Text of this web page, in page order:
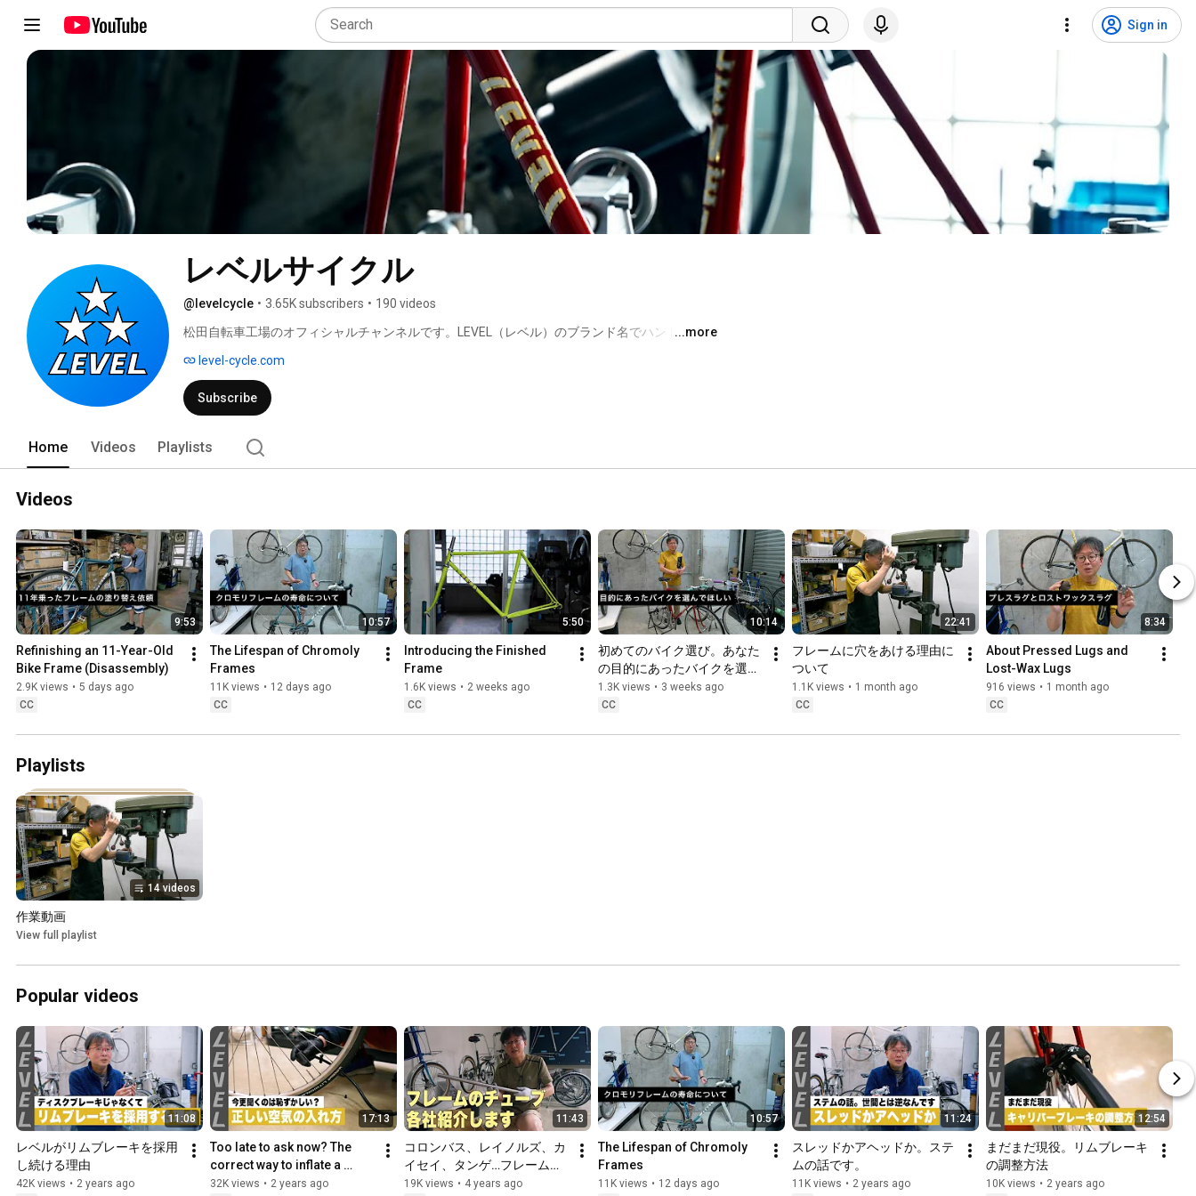
Sign in
レベルサイクル
@levelcycle • 3.65K subscribers • 190 videos
松田自転車工場のオフィシャルチャンネルです。LEVEL（レベル）のブランド名でハンドメイド
...more
level-cycle.com
Subscribe
Home Videos Playlists
Videos
9:53
Refinishing an 11-Year-Old
Bike Frame (Disassembly)
2.9K views • 5 days ago
CC
10:57
The Lifespan of Chromoly
Frames
11K views • 12 days ago
CC
5:50
Introducing the Finished
Frame
1.6K views • 2 weeks ago
CC
10:14
初めてのバイク選び。あなた
の目的にあったバイクを選ん
でいますか？
1.3K views • 3 weeks ago
CC
22:41
フレームに穴をあける理由に
ついて
1.1K views • 1 month ago
CC
8:34
About Pressed Lugs and
Lost-Wax Lugs
916 views • 1 month ago
CC
Playlists
14 videos
作業動画
View full playlist
Popular videos
11:08
レベルがリムブレーキを採用
し続ける理由
42K views • 2 years ago
17:13
Too late to ask now? The
correct way to inflate a
cylinder (demonstration of
32K views • 2 years ago
11:43
コロンバス、レイノルズ、カ
イセイ、タンゲ…フレームに
使うチューブを各社紹介しま
19K views • 4 years ago
10:57
The Lifespan of Chromoly
Frames
11K views • 12 days ago
11:24
スレッドかアヘッドか。ステ
ムの話です。
11K views • 2 years ago
12:54
まだまだ現役。リムブレーキ
の調整方法
10K views • 2 years ago